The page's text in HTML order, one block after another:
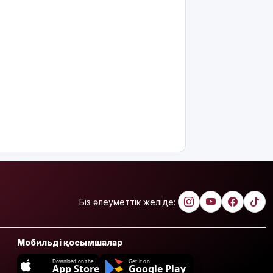
Біз әлеуметтік желіде:
Мобильді қосымшалар
Download on the
App Store
Get it on
Google Play